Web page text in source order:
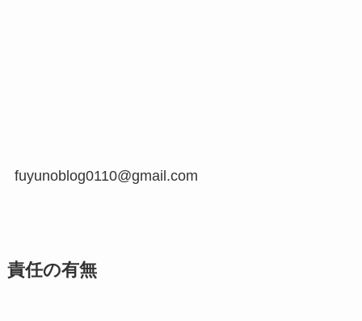
fuyunoblog0110@gmail.com
責任の有無